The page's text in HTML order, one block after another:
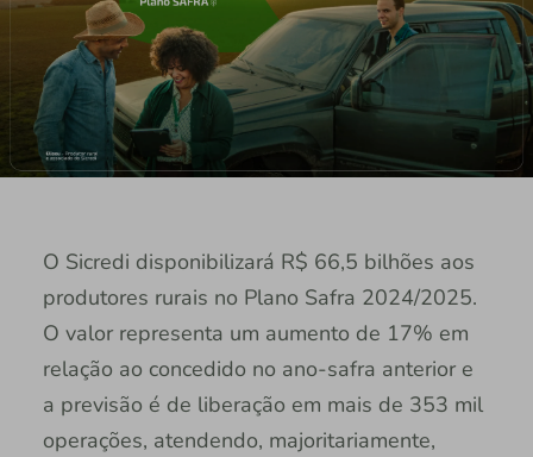
O Sicredi disponibilizará R$ 66,5 bilhões aos
produtores rurais no Plano Safra 2024/2025.
O valor representa um aumento de 17% em
relação ao concedido no ano-safra anterior e
a previsão é de liberação em mais de 353 mil
operações, atendendo, majoritariamente,